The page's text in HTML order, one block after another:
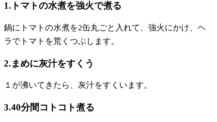
1.トマトの水煮を強火で煮る
鍋にトマトの水煮を2缶丸ごと入れて、強火にかけ、ヘ
ラでトマトを荒くつぶします。
2.まめに灰汁をすくう
１が沸いてきたら、灰汁をすくいます。
3.40分間コトコト煮る